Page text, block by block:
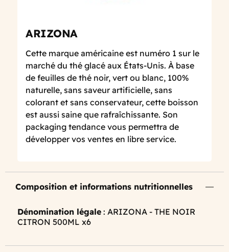
ARIZONA
Cette marque américaine est numéro 1 sur le
marché du thé glacé aux États-Unis. À base
de feuilles de thé noir, vert ou blanc, 100%
naturelle, sans saveur artificielle, sans
colorant et sans conservateur, cette boisson
est aussi saine que rafraîchissante. Son
packaging tendance vous permettra de
développer vos ventes en libre service.
Composition et informations nutritionnelles
Dénomination légale : ARIZONA - THE NOIR
CITRON 500ML x6